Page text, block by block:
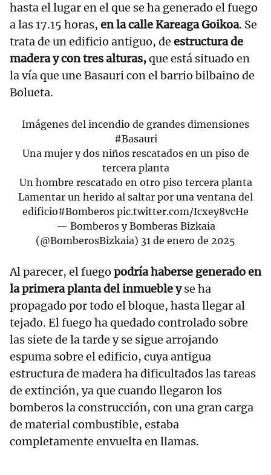
hasta el lugar en el que se ha generado el fuego
a las 17.15 horas, en la calle Kareaga Goikoa. Se
trata de un edificio antiguo, de estructura de
madera y con tres alturas,que está situado en
la vía que une Basauri con el barrio bilbaino de
Bolueta.
Imágenes del incendio de grandes dimensiones
#Basauri
Una mujer y dos niños rescatados en un piso de
tercera planta
Un hombre rescatado en otro piso tercera planta
Lamentar un herido al saltar por una ventana del
edificio#Bomberos pic.twitter.com/Icxey8vcHe
— Bomberos y Bomberas Bizkaia
(@BomberosBizkaia) 31 de enero de 2025
Al parecer, el fuego podría haberse generado en
la primera planta del inmueble yse ha
propagado por todo el bloque, hasta llegar al
tejado. El fuego ha quedado controlado sobre
las siete de la tarde y se sigue arrojando
espuma sobre el edificio, cuya antigua
estructura de madera ha dificultados las tareas
de extinción, ya que cuando llegaron los
bomberos la construcción, con una gran carga
de material combustible, estaba
completamente envuelta en llamas.